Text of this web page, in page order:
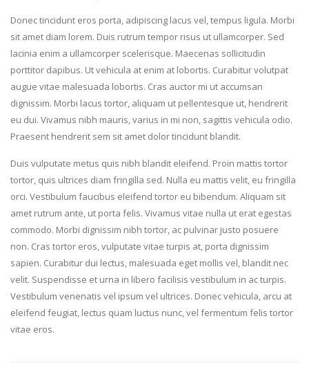
Donec tincidunt eros porta, adipiscing lacus vel, tempus ligula. Morbi
sit amet diam lorem. Duis rutrum tempor risus ut ullamcorper. Sed
lacinia enim a ullamcorper scelerisque. Maecenas sollicitudin
porttitor dapibus. Ut vehicula at enim at lobortis. Curabitur volutpat
augue vitae malesuada lobortis. Cras auctor mi ut accumsan
dignissim. Morbi lacus tortor, aliquam ut pellentesque ut, hendrerit
eu dui. Vivamus nibh mauris, varius in mi non, sagittis vehicula odio.
Praesent hendrerit sem sit amet dolor tincidunt blandit.
Duis vulputate metus quis nibh blandit eleifend. Proin mattis tortor
tortor, quis ultrices diam fringilla sed. Nulla eu mattis velit, eu fringilla
orci. Vestibulum faucibus eleifend tortor eu bibendum. Aliquam sit
amet rutrum ante, ut porta felis. Vivamus vitae nulla ut erat egestas
commodo. Morbi dignissim nibh tortor, ac pulvinar justo posuere
non. Cras tortor eros, vulputate vitae turpis at, porta dignissim
sapien. Curabitur dui lectus, malesuada eget mollis vel, blandit nec
velit. Suspendisse et urna in libero facilisis vestibulum in ac turpis.
Vestibulum venenatis vel ipsum vel ultrices. Donec vehicula, arcu at
eleifend feugiat, lectus quam luctus nunc, vel fermentum felis tortor
vitae eros.